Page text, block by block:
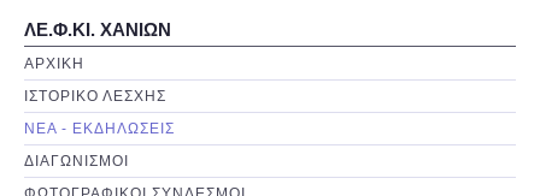
ΛΕ.Φ.ΚΙ. ΧΑΝΙΩΝ
ΑΡΧΙΚΗ
ΙΣΤΟΡΙΚΟ ΛΕΣΧΗΣ
ΝΕΑ - ΕΚΔΗΛΩΣΕΙΣ
ΔΙΑΓΩΝΙΣΜΟΙ